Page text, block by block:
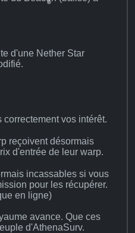
d'une Nether Star
vos intérêt.
reçoivent désormais
d'entrée de leur warp.
incassables si vous
pour les récupérer.
en ligne)
avance. Que ces
d'AthenaSurv.